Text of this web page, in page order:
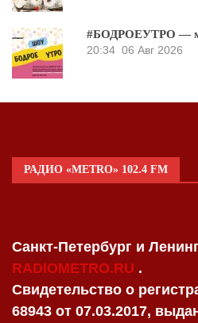
#БОДРОЕУТРО —
20:34 06 Авг 2026
РАДИО «METRO» 102.4 FM
Санкт-Петербург и
RADIOMETRO.RU .
Свидетельство о
68943 от 07.03.2017,